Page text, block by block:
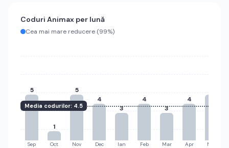
Coduri Animax per lună
Cea mai mare reducere (99%)
Media codurilor: 4.5
5
Sep
1
Oct
5
Nov
4
Dec
3
Ian
4
Feb
3
Mar
4
Apr Mai